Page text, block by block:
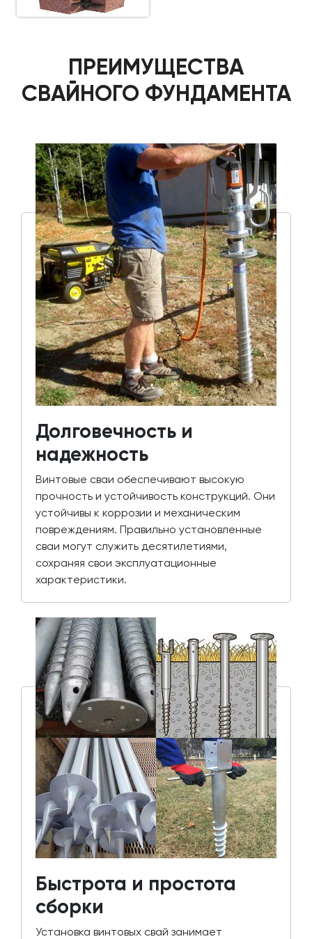
ПРЕИМУЩЕСТВА
СВАЙНОГО ФУНДАМЕНТА
Долговечность и
надежность
Винтовые сваи обеспечивают высокую
прочность и устойчивость конструкций. Они
устойчивы к коррозии и механическим
повреждениям. Правильно установленные
сваи могут служить десятилетиями,
сохраняя свои эксплуатационные
характеристики.
Быстрота и простота
сборки
Установка винтовых свай занимает